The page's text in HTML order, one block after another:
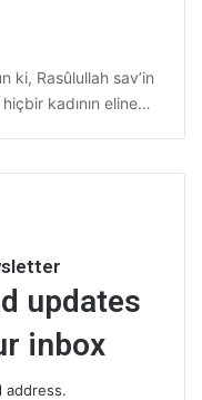
ki, Rasûlullah sav’in
kadının eline…
updates
inbox
address.